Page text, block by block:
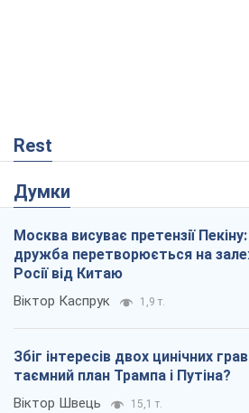
Rest
Думки
Москва висуває претензії Пекіну:
дружба перетворюється на
Росії від Китаю
Віктор Каспрук 1,9 т.
Збіг інтересів двох цинічних
таємний план Трампа і Путіна?
Віктор Швець 15,1 т.